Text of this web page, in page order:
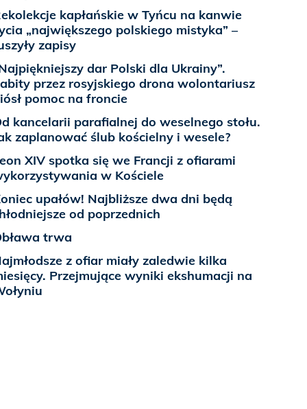
kapłańskie w Tyńcu na kanwie
„największego polskiego mistyka” –
zapisy
dar Polski dla Ukrainy”.
przez rosyjskiego drona wolontariusz
pomoc na froncie
kancelarii parafialnej do weselnego stołu.
zaplanować ślub kościelny i wesele?
XIV spotka się we Francji z ofiarami
w Kościele
upałów! Najbliższe dwa dni będą
od poprzednich
trwa
z ofiar miały zaledwie kilka
Przejmujące wyniki ekshumacji na